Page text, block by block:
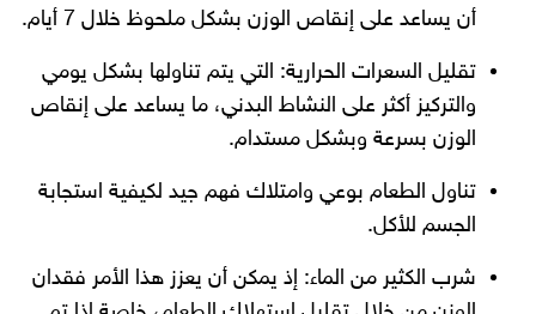
أن يساعد على إنقاص الوزن بشكل ملحوظ خلال 7 أيام.
تقليل السعرات الحرارية: التي يتم تناولها بشكل يومي
والتركيز أكثر على النشاط البدني، ما يساعد على إنقاص
الوزن بسرعة وبشكل مستدام.
تناول الطعام بوعي وامتلاك فهم جيد لكيفية استجابة
الجسم للأكل.
شرب الكثير من الماء: إذ يمكن أن يعزز هذا الأمر فقدان